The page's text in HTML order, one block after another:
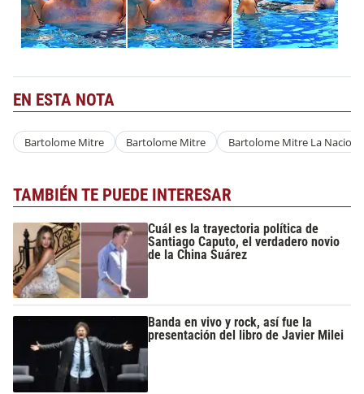
EN ESTA NOTA
Bartolome Mitre Bartolome Mitre Bartolome Mitre La Nacion
TAMBIÉN TE PUEDE INTERESAR
Cuál es la trayectoria política de
Santiago Caputo, el verdadero novio
de la China Suárez
Banda en vivo y rock, así fue la
presentación del libro de Javier Milei